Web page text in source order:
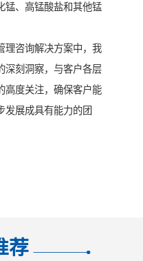
锰、高锰酸盐和其他锰
理咨询解决方案中，我
深刻洞察，与客户各层
高度关注，确保客户能
发展成具有能力的团
荐